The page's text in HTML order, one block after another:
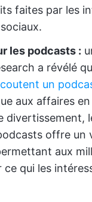
faites par les
les podcasts :
a révélé
un
aux affaires
divertissement,
offre un
aux
ce qui les